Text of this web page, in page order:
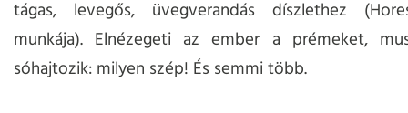
tágas, levegős, üvegverandás díszlethez
munkája). Elnézegeti az ember a prémeket,
sóhajtozik: milyen szép! És semmi több.